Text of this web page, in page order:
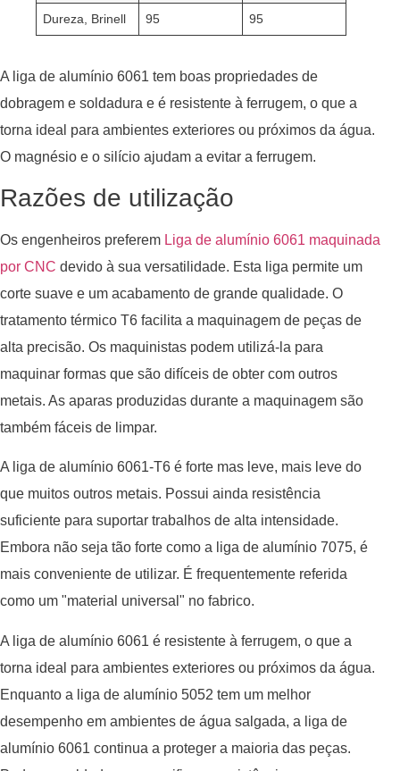
Dureza, Brinell 95 95
A liga de alumínio 6061 tem boas propriedades de
dobragem e soldadura e é resistente à ferrugem, o que a
torna ideal para ambientes exteriores ou próximos da água.
O magnésio e o silício ajudam a evitar a ferrugem.
Razões de utilização
Os engenheiros preferem Liga de alumínio 6061 maquinada
por CNC devido à sua versatilidade. Esta liga permite um
corte suave e um acabamento de grande qualidade. O
tratamento térmico T6 facilita a maquinagem de peças de
alta precisão. Os maquinistas podem utilizá-la para
maquinar formas que são difíceis de obter com outros
metais. As aparas produzidas durante a maquinagem são
também fáceis de limpar.
A liga de alumínio 6061-T6 é forte mas leve, mais leve do
que muitos outros metais. Possui ainda resistência
suficiente para suportar trabalhos de alta intensidade.
Embora não seja tão forte como a liga de alumínio 7075, é
mais conveniente de utilizar. É frequentemente referida
como um "material universal" no fabrico.
A liga de alumínio 6061 é resistente à ferrugem, o que a
torna ideal para ambientes exteriores ou próximos da água.
Enquanto a liga de alumínio 5052 tem um melhor
desempenho em ambientes de água salgada, a liga de
alumínio 6061 continua a proteger a maioria das peças.